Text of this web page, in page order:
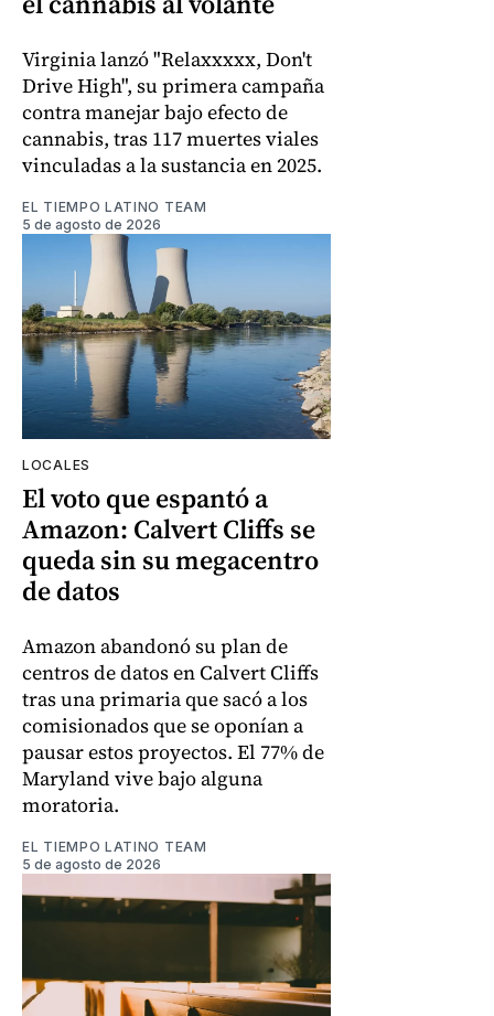
Virginia lanzó "Relaxxxxx, Don't
Drive High", su primera campaña
contra manejar bajo efecto de
cannabis, tras 117 muertes viales
vinculadas a la sustancia en 2025.
EL TIEMPO LATINO TEAM
5 de agosto de 2026
LOCALES
El voto que espantó a
Amazon: Calvert Cliffs se
queda sin su megacentro
de datos
Amazon abandonó su plan de
centros de datos en Calvert Cliffs
tras una primaria que sacó a los
comisionados que se oponían a
pausar estos proyectos. El 77% de
Maryland vive bajo alguna
moratoria.
EL TIEMPO LATINO TEAM
5 de agosto de 2026